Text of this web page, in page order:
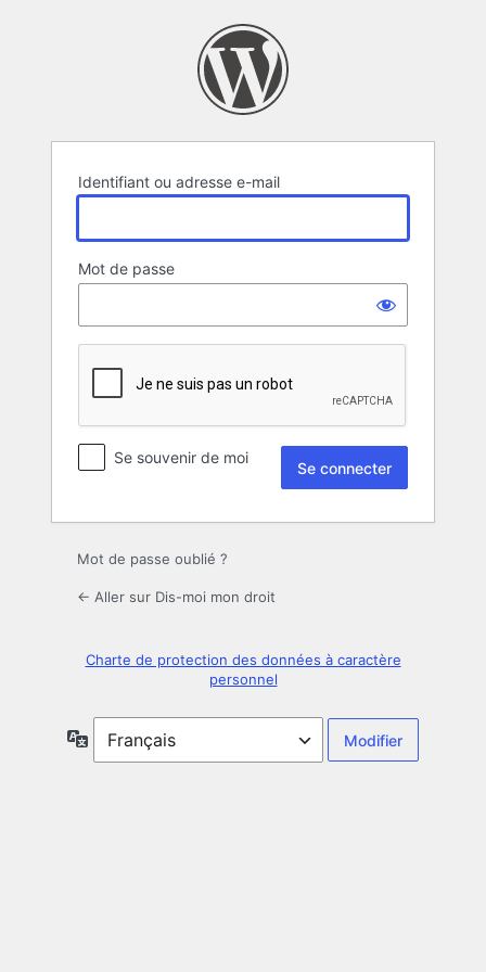
Identifiant ou adresse e-mail
Mot de passe
Se souvenir de moi
Mot de passe oublié ?
← Aller sur Dis-moi mon droit
Charte de protection des données à caractère
personnel
Langue